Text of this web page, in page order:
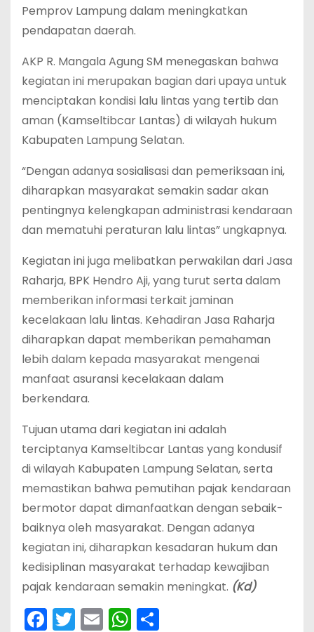
Pemprov Lampung dalam meningkatkan
pendapatan daerah.
AKP R. Mangala Agung SM menegaskan bahwa
kegiatan ini merupakan bagian dari upaya untuk
menciptakan kondisi lalu lintas yang tertib dan
aman (Kamseltibcar Lantas) di wilayah hukum
Kabupaten Lampung Selatan.
“Dengan adanya sosialisasi dan pemeriksaan ini,
diharapkan masyarakat semakin sadar akan
pentingnya kelengkapan administrasi kendaraan
dan mematuhi peraturan lalu lintas” ungkapnya.
Kegiatan ini juga melibatkan perwakilan dari Jasa
Raharja, BPK Hendro Aji, yang turut serta dalam
memberikan informasi terkait jaminan
kecelakaan lalu lintas. Kehadiran Jasa Raharja
diharapkan dapat memberikan pemahaman
lebih dalam kepada masyarakat mengenai
manfaat asuransi kecelakaan dalam
berkendara.
Tujuan utama dari kegiatan ini adalah
terciptanya Kamseltibcar Lantas yang kondusif
di wilayah Kabupaten Lampung Selatan, serta
memastikan bahwa pemutihan pajak kendaraan
bermotor dapat dimanfaatkan dengan sebaik-
baiknya oleh masyarakat. Dengan adanya
kegiatan ini, diharapkan kesadaran hukum dan
kedisiplinan masyarakat terhadap kewajiban
pajak kendaraan semakin meningkat. (Kd)
F T E W